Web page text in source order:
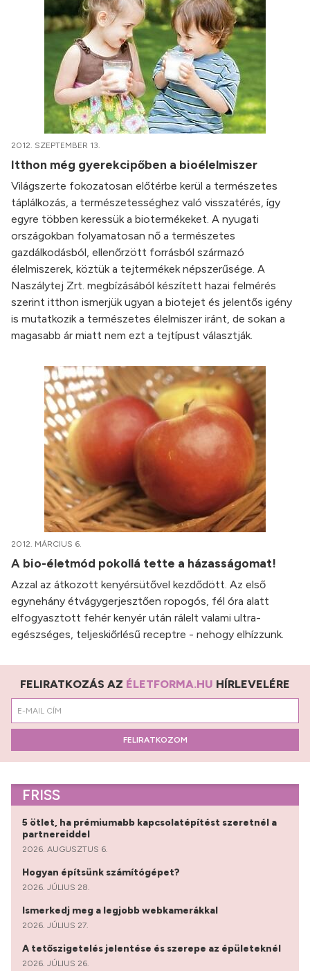
2012. SZEPTEMBER 13.
Itthon még gyerekcipőben a bioélelmiszer
Világszerte fokozatosan előtérbe kerül a természetes
táplálkozás, a természetességhez való visszatérés, így
egyre többen keressük a biotermékeket. A nyugati
országokban folyamatosan nő a természetes
gazdálkodásból, ellenőrzött forrásból származó
élelmiszerek, köztük a tejtermékek népszerűsége. A
Naszálytej Zrt. megbízásából készített hazai felmérés
szerint itthon ismerjük ugyan a biotejet és jelentős igény
is mutatkozik a természetes élelmiszer iránt, de sokan a
magasabb ár miatt nem ezt a tejtípust választják.
2012. MÁRCIUS 6.
A bio-életmód pokollá tette a házasságomat!
Azzal az átkozott kenyérsütővel kezdődött. Az első
egynehány étvágygerjesztően ropogós, fél óra alatt
elfogyasztott fehér kenyér után rálelt valami ultra-
egészséges, teljeskiőrlésű receptre - nehogy elhízzunk.
FELIRATKOZÁS AZ ÉLETFORMA.HU HÍRLEVELÉRE
FELIRATKOZOM
FRISS
5 ötlet, ha prémiumabb kapcsolatépítést szeretnél a
partnereiddel
2026. AUGUSZTUS 6.
Hogyan építsünk számítógépet?
2026. JÚLIUS 28.
Ismerkedj meg a legjobb webkamerákkal
2026. JÚLIUS 27.
A tetőszigetelés jelentése és szerepe az épületeknél
2026. JÚLIUS 26.